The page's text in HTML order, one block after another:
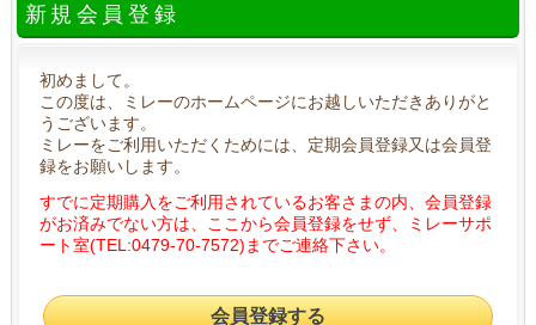
新規会員登録
初めまして。
この度は、ミレーのホームページにお越しいただきありがと
うございます。
ミレーをご利用いただくためには、定期会員登録又は会員登
録をお願いします。
すでに定期購入をご利用されているお客さまの内、会員登録
がお済みでない方は、ここから会員登録をせず、ミレーサポ
ート室(TEL:0479-70-7572)までご連絡下さい。
会員登録する